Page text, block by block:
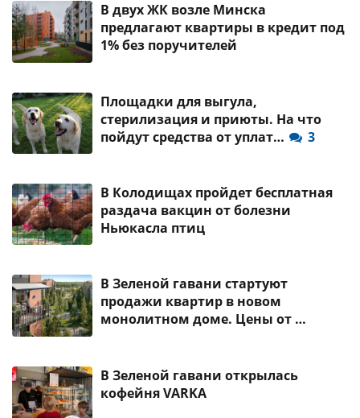
В двух ЖК возле Минска
предлагают квартиры в кредит под
1% без поручителей
Площадки для выгула,
стерилизация и приюты. На что
пойдут средства от уплат…
3
В Колодищах пройдет бесплатная
раздача вакцин от болезни
Ньюкасла птиц
В Зеленой гавани стартуют
продажи квартир в новом
монолитном доме. Цены от …
В Зеленой гавани открылась
кофейня VARKA